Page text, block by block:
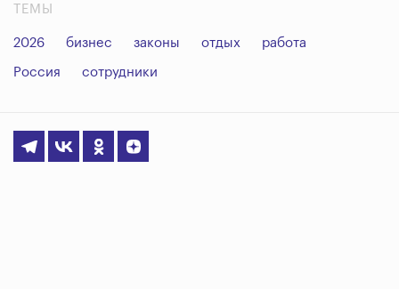
ТЕМЫ
2026 бизнес законы отдых работа
Россия сотрудники